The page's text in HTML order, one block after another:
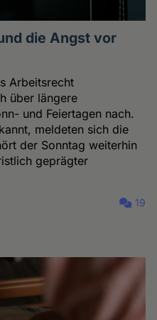
die Angst vor
Arbeitsrecht
über längere
und Feiertagen nach.
meldeten sich die
der Sonntag weiterhin
geprägter
19